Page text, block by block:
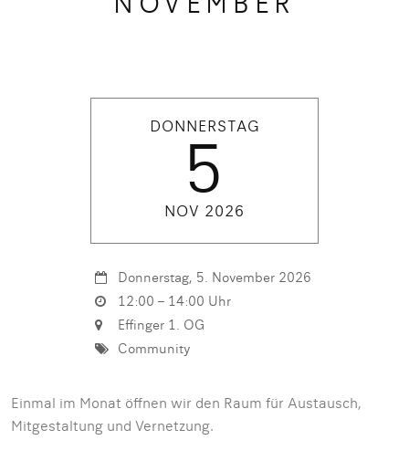
NOVEMBER
DONNERSTAG
5
NOV 2026
Donnerstag, 5. November 2026
12:00 – 14:00 Uhr
Effinger 1. OG
Community
Einmal im Monat öffnen wir den Raum für Austausch,
Mitgestaltung und Vernetzung.